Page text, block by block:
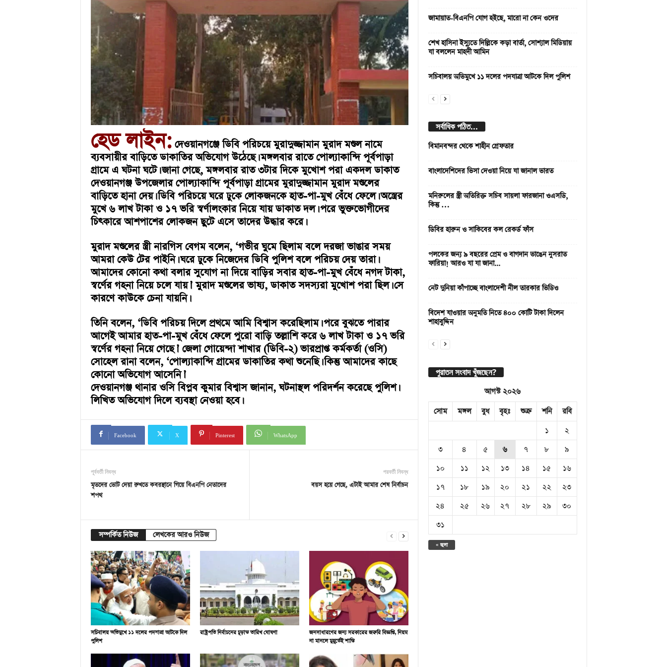
হেড লাইন: দেওয়ানগঞ্জে ডিবি পরিচয়ে মুরাদুজ্জামান মুরাদ মণ্ডল নামে
ব্যবসায়ীর বাড়িতে ডাকাতির অভিযোগ উঠেছে। মঙ্গলবার রাতে পোল্যাকান্দি পূর্বপাড়া
গ্রামে এ ঘটনা ঘটে। জানা গেছে, মঙ্গলবার রাত ৩টার দিকে মুখোশ পরা একদল ডাকাত
দেওয়ানগঞ্জ উপজেলার পোল্যাকান্দি পূর্বপাড়া গ্রামের মুরাদুজ্জামান মুরাদ মণ্ডলের
বাড়িতে হানা দেয়। ডিবি পরিচয়ে ঘরে ঢুকে লোকজনকে হাত-পা-মুখ বেঁধে ফেলে। অস্ত্রের
মুখে ৬ লাখ টাকা ও ১৭ ভরি স্বর্ণালংকার নিয়ে যায় ডাকাত দল। পরে ভুক্তভোগীদের
চিৎকারে আশপাশের লোকজন ছুটে এসে তাদের উদ্ধার করে।
মুরাদ মণ্ডলের স্ত্রী নারগিস বেগম বলেন, ‘গভীর ঘুমে ছিলাম বলে দরজা ভাঙার সময়
আমরা কেউ টের পাইনি। ঘরে ঢুকে নিজেদের ডিবি পুলিশ বলে পরিচয় দেয় তারা।
আমাদের কোনো কথা বলার সুযোগ না দিয়ে বাড়ির সবার হাত-পা-মুখ বেঁধে নগদ টাকা,
স্বর্ণের গহনা নিয়ে চলে যায়।’ মুরাদ মণ্ডলের ভাষ্য, ডাকাত সদস্যরা মুখোশ পরা ছিল। সে
কারণে কাউকে চেনা যায়নি।
তিনি বলেন, ‘ডিবি পরিচয় দিলে প্রথমে আমি বিশ্বাস করেছিলাম। পরে বুঝতে পারার
আগেই আমার হাত-পা-মুখ বেঁধে ফেলে পুরো বাড়ি তল্লাশি করে ৬ লাখ টাকা ও ১৭ ভরি
স্বর্ণের গহনা নিয়ে গেছে।’ জেলা গোয়েন্দা শাখার (ডিবি-২) ভারপ্রাপ্ত কর্মকর্তা (ওসি)
সোহেল রানা বলেন, ‘পোল্যাকান্দি গ্রামের ডাকাতির কথা শুনেছি। কিন্তু আমাদের কাছে
কোনো অভিযোগ আসেনি।’
দেওয়ানগঞ্জ থানার ওসি বিপ্লব কুমার বিশ্বাস জানান, ঘটনাস্থল পরিদর্শন করেছে পুলিশ।
লিখিত অভিযোগ দিলে ব্যবস্থা নেওয়া হবে।
Facebook X Pinterest WhatsApp
পূর্ববর্তী নিবন্ধ
মৃতদের ভোট দেয়া রুখতে কবরস্থানে গিয়ে বিএনপি নেতাদের
শপথ
পরবর্তী নিবন্ধ
বয়স হয়ে গেছে, এটাই আমার শেষ নির্বাচন
সম্পর্কিত নিউজ লেখকের আরও নিউজ
সচিবালয় অভিমুখে ১১ দলের পদযাত্রা আটকে দিল
পুলিশ
রাষ্ট্রপতি নির্বাচনের চূড়ান্ত তারিখ ঘোষণা
জনসাধারণের জন্য সরকারের জরুরি বিজ্ঞপ্তি, নিয়ম
না মানলে মুহূর্তেই শাস্তি
জামায়াত-বিএনপি যোগ হইছে, মারো না কেন ওদের
শেখ হাসিনা ইস্যুতে দিল্লিকে কড়া বার্তা, সোশ্যাল মিডিয়ায়
যা বললেন মাহদী আমিন
সচিবালয় অভিমুখে ১১ দলের পদযাত্রা আটকে দিল পুলিশ
সর্বাধিক পঠিত...
বিমানবন্দর থেকে শাহীন গ্রেফতার
বাংলাদেশিদের ভিসা দেওয়া নিয়ে যা জানাল ভারত
মনিরুলের স্ত্রী অতিরিক্ত সচিব সায়লা ফারজানা ওএসডি,
কিন্তু …
ডিবির হারুন ও সাকিবের কল রেকর্ড ফাঁস
পলকের জন্য ৯ বছরের প্রেম ও বাগদান ভাঙেন নুসরাত
ফারিয়া! আরও যা যা জানা...
নেট দুনিয়া কাঁপাচ্ছে বাংলাদেশী নীল তারকার ভিডিও
বিদেশ যাওয়ার অনুমতি নিতে ৪০০ কোটি টাকা দিলেন
শাহাবুদ্দিন
পুরাতন সংবাদ খুঁজছেন?
আগস্ট ২০২৬
সোম
মঙ্গল বুধ বৃহঃ শুক্র শনি রবি
« জুলা
১
২
৩
৪ ৫ ৬ ৭ ৮
৯
১০
১১ ১২ ১৩ ১৪ ১৫
১৬
১৭
১৮ ১৯ ২০ ২১ ২২
২৩
২৪
২৫ ২৬ ২৭ ২৮ ২৯
৩০
৩১